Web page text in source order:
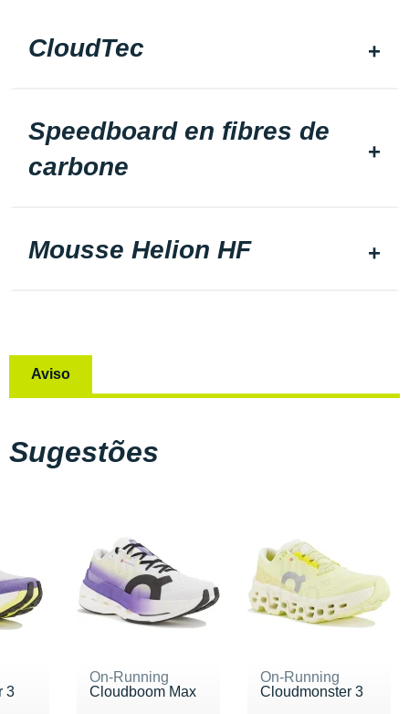
CloudTec
Speedboard en fibres de
carbone
Mousse Helion HF
Aviso
Sugestões
3
On-Running
Cloudboom Max
On-Running
Cloudmonster 3